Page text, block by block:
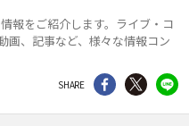
報をご紹介します。ライブ・コ
画、記事など、様々な情報コン
SHARE シェア Twitter